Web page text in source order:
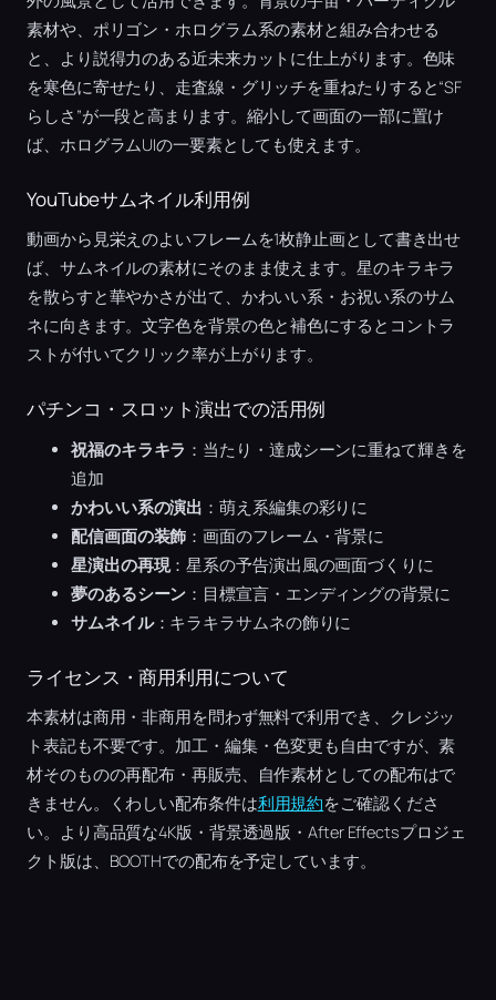
素材や、ポリゴン・ホログラム系の素材と組み合わせる
と、より説得力のある近未来カットに仕上がります。色味
を寒色に寄せたり、走査線・グリッチを重ねたりすると“SF
らしさ”が一段と高まります。縮小して画面の一部に置け
ば、ホログラムUIの一要素としても使えます。
YouTubeサムネイル利用例
動画から見栄えのよいフレームを1枚静止画として書き出せ
ば、サムネイルの素材にそのまま使えます。星のキラキラ
を散らすと華やかさが出て、かわいい系・お祝い系のサム
ネに向きます。文字色を背景の色と補色にするとコントラ
ストが付いてクリック率が上がります。
パチンコ・スロット演出での活用例
祝福のキラキラ ：当たり・達成シーンに重ねて輝きを
追加
かわいい系の演出 ：萌え系編集の彩りに
配信画面の装飾 ：画面のフレーム・背景に
星演出の再現：星系の予告演出風の画面づくりに
夢のあるシーン ：目標宣言・エンディングの背景に
サムネイル：キラキラサムネの飾りに
ライセンス・商用利用について
本素材は商用・非商用を問わず無料で利用でき、クレジッ
ト表記も不要です。加工・編集・色変更も自由ですが、素
材そのものの再配布・再販売、自作素材としての配布はで
きません。くわしい配布条件は利用規約をご確認くださ
い。より高品質な4K版・背景透過版・After Effectsプロジェ
クト版は、BOOTHでの配布を予定しています。